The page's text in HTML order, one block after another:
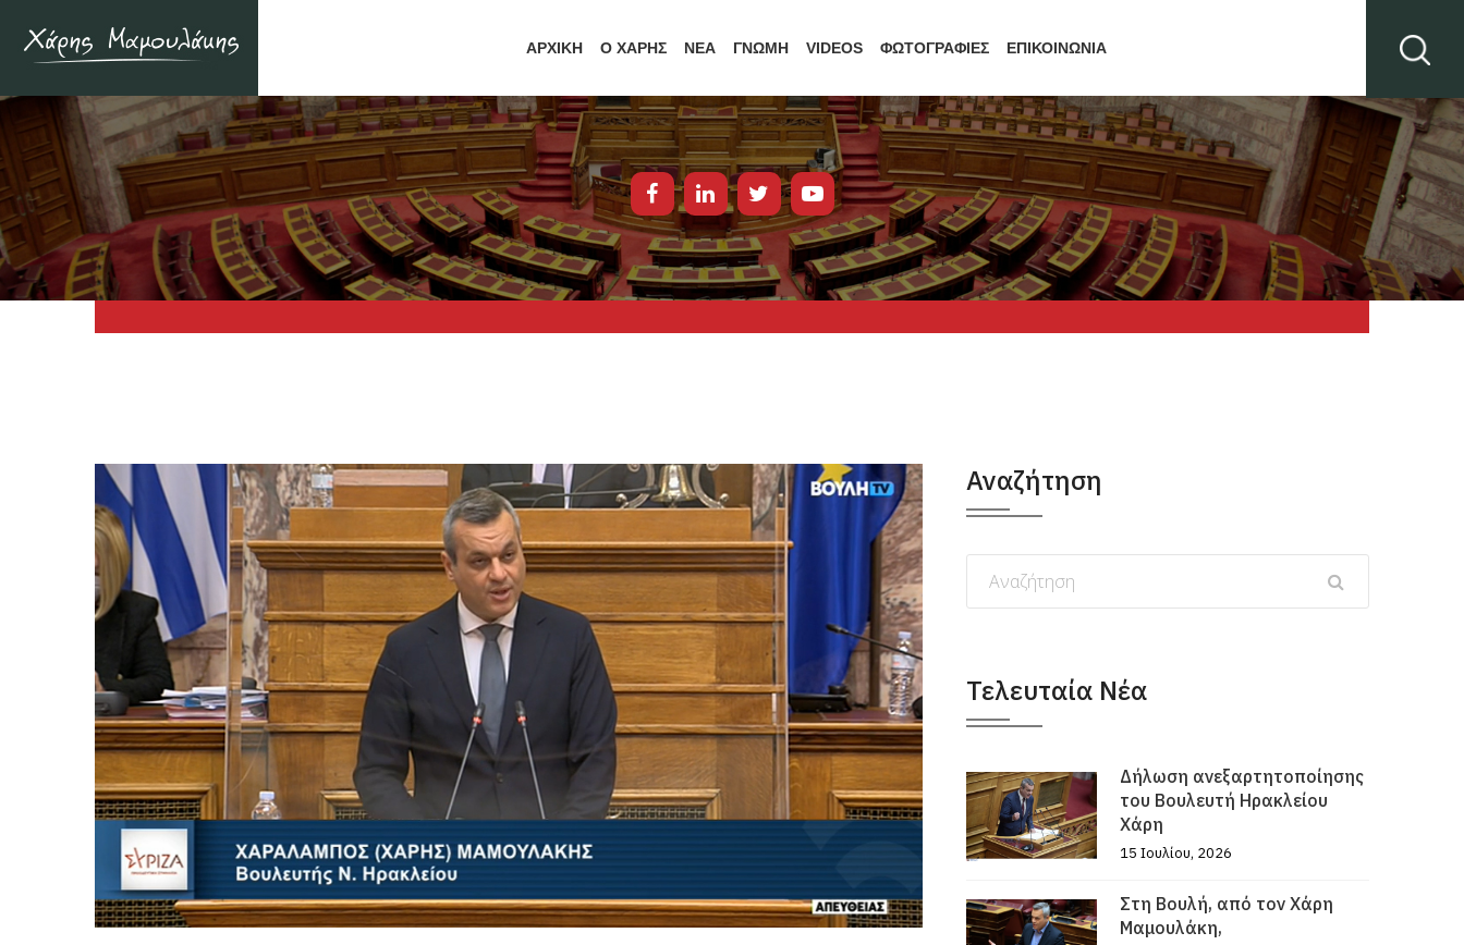
ΑΡΧΙΚΗ Ο ΧΑΡΗΣ ΝΕΑ ΓΝΩΜΗ VIDEOS ΦΩΤΟΓΡΑΦΙΕΣ ΕΠΙΚΟΙΝΩΝΙΑ
Αναζήτηση
Τελευταία Νέα
Δήλωση ανεξαρτητοποίησης
του Βουλευτή Ηρακλείου
Χάρη
15 Ιουλίου, 2026
Στη Βουλή, από τον Χάρη
Μαμουλάκη,